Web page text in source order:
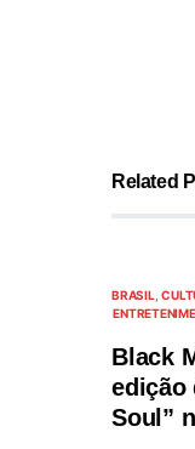
Related
BRASIL
Black
edição
Soul”